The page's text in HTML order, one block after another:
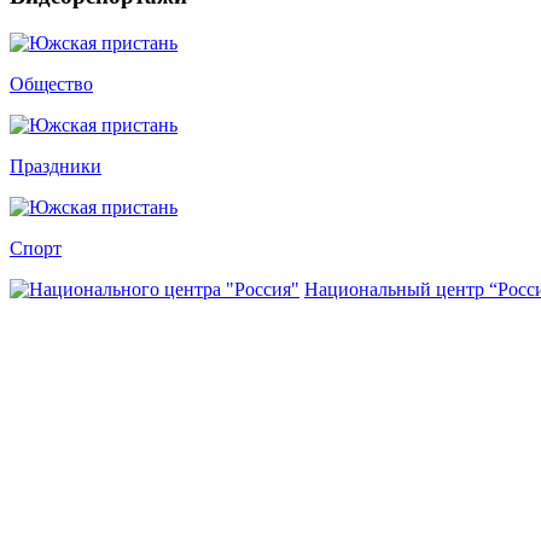
Общество
Праздники
Спорт
Национальный центр